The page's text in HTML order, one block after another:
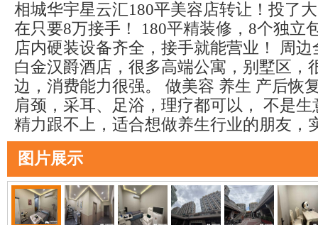
相城华宇星云汇180平美容店转让！投了
在只要8万接手！ 180平精装修，8个独立
店内硬装设备齐全，接手就能营业！ 周
白金汉爵酒店，很多高端公寓，别墅区，
边，消费能力很强。 做美容 养生 产后恢
肩颈，采耳、足浴，理疗都可以， 不是
精力跟不上，适合想做养生行业的朋友，
图片展示